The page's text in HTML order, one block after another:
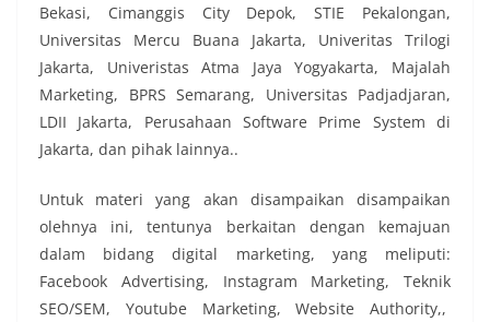
Bekasi, Cimanggis City Depok, STIE Pekalongan,
Universitas Mercu Buana Jakarta, Univeritas Trilogi
Jakarta, Univeristas Atma Jaya Yogyakarta, Majalah
Marketing, BPRS Semarang, Universitas Padjadjaran,
LDII Jakarta, Perusahaan Software Prime System di
Jakarta, dan pihak lainnya..
Untuk materi yang akan disampaikan disampaikan
olehnya ini, tentunya berkaitan dengan kemajuan
dalam bidang digital marketing, yang meliputi:
Facebook Advertising, Instagram Marketing, Teknik
SEO/SEM, Youtube Marketing, Website Authority,,